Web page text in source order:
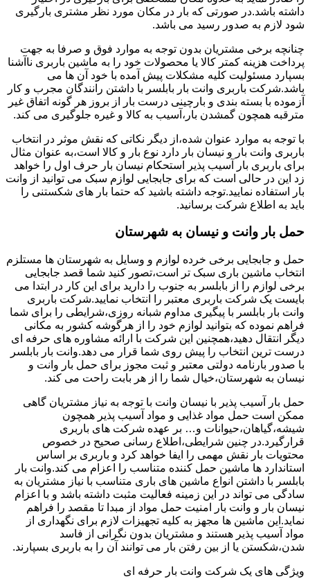
داشته باشد.در صورتی که بار در مکان مورد نظر مشتری بارگیری
شود لازم به صدور رسید می باشد.
چنانچه برخی مشتریان بدون توجه به موارد فوق و صرفا به جهت
پرداخت هزینه کمتر کالا یا محصولات خود را به ماشین باربری ناآشنا
بسپارد مسئولیت کلیه مشکلات پیش آمده با خود آن ها می
باشد.شرکت باربری وانت بار بابلسر با داشتن رانندگان مجرب و کار
آزموده با بسته بندی و بارچینی درست بار از بروز هر گونه اتفاق غیر
مترقبه همچون گمشدن بار،آسیب به کالا و غیره جلوگیری می کند.
با توجه به موارد عنوان شده،از دیگر نکاتی که نقش موثر در انتخاب
باربری وانت بار و نیسان بار دارد نوع بار و کالا است،به عنوان مثال
برای باربری بار آسیب پذیر استحکام نیسان بار حرف اول را خواهد
زد این در حالی است که برای جابجایی لوازم سبک می توانید از وانت
بار استفاده نمایید.توجه داشته باشید که حتما بار های شکستنی را
باید به اطلاع شرکت برسانید.
حمل بار وانت و نیسان به شهرستان
حمل و جابجایی برخی خرده لوازم و وسایل به شهرستان ها مستلزم
انتخاب ماشین باری سبک تر است،تصور کنید شما قصد جابجایی
برخی لوازم را از بابلسر به جنوب را دارید برای این کار در ابتدا می
بایست یک شرکت باربری معتبر را انتخاب نمایید.شرکت باربری
وانت بار بابلسر با پیگیری مداوم شبانه روزی،شرایطی را برای شما
فراهم نموده که بتوانید لوازم خود را از هرگوشه کشور به مکانی
دیگر انتقال دهید،همچنین این شرکت با ارائه مشاوره های حرفه ای
درست ترین انتخاب را پیش روی شما قرار می دهد.وانت بار بابلسر
با صدور بارنامه دولتی معتبر و ثبت مجوز برای حمل بار وانت و
نیسان به شهرستان،خیال شما را از هر بابت راحت می کند.
حمل بار آسیب پذیر با نیسان وانت با توجه به نیاز مشتریان گاهی
ممکن است حمل مواد غذایی و مواد آسیب پذیر همچون
شیشه،گیاهان،حیوانات و… بر عهده شرکت های باربری
قرارگیرد.در چنین شرایطی،اطلاع رسانی صحیح در خصوص
محتویات بار نقش مهمی را ایفا خواهد کرد و باربری بر اساس
استاندارد ها ماشین حمل کننده متناسب را اعزام می کند.وانت بار
بابلسر با داشتن انواع ماشین های باری متناسب با نیاز مشتریان به
سادگی می تواند در این زمینه فعالیت مثبت داشته باشد و با اعزام
نیسان بار و وانت بار امنیت حمل مواد از مبدا تا مقصد را فراهم
نماید.این ماشین ها مجهز به کلیه تجهیزات لازم برای نگهداری از
مواد آسیب پذیر هستند و مشتریان بدون نگرانی از فاسد
شدن،شکستن یا از بین رفتن بار می توانند آن را به باربری بسپارند.
ویژگی های یک شرکت وانت بار حرفه ای